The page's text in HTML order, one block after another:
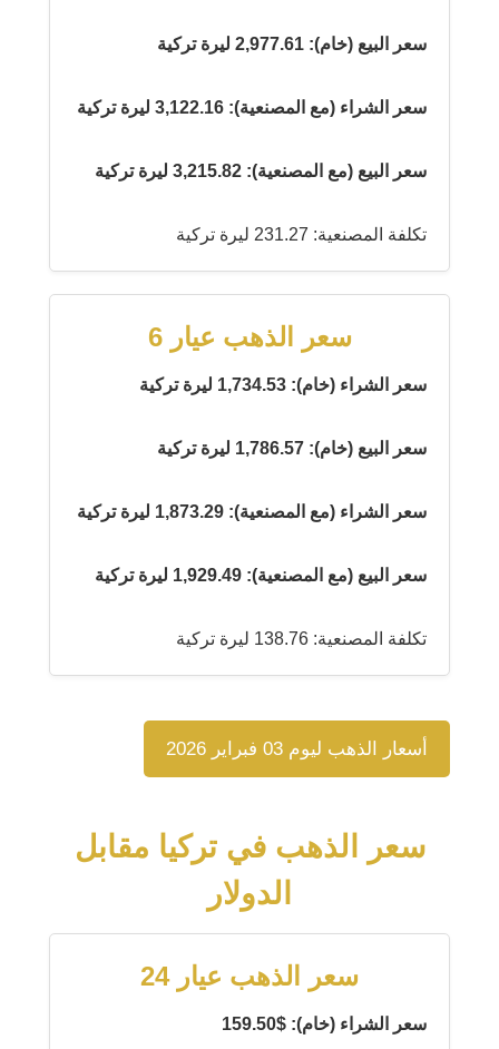
سعر البيع (خام): 2,977.61 ليرة تركية
سعر الشراء (مع المصنعية): 3,122.16 ليرة تركية
سعر البيع (مع المصنعية): 3,215.82 ليرة تركية
تكلفة المصنعية: 231.27 ليرة تركية
سعر الذهب عيار 6
سعر الشراء (خام): 1,734.53 ليرة تركية
سعر البيع (خام): 1,786.57 ليرة تركية
سعر الشراء (مع المصنعية): 1,873.29 ليرة تركية
سعر البيع (مع المصنعية): 1,929.49 ليرة تركية
تكلفة المصنعية: 138.76 ليرة تركية
أسعار الذهب ليوم 03 فبراير 2026
سعر الذهب في تركيا مقابل
الدولار
سعر الذهب عيار 24
سعر الشراء (خام): $159.50